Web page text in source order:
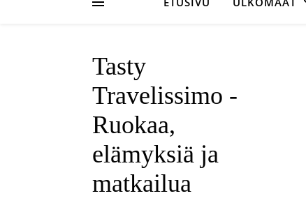
Tasty
Travelissimo -
Ruokaa,
elämyksiä ja
matkailua